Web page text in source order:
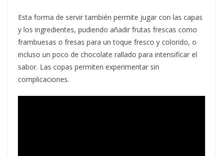
Esta forma de servir también permite jugar con las capas
y los ingredientes, pudiendo añadir frutas frescas como
frambuesas o fresas para un toque fresco y colorido, o
incluso un poco de chocolate rallado para intensificar el
sabor. Las copas permiten experimentar sin
complicaciones.